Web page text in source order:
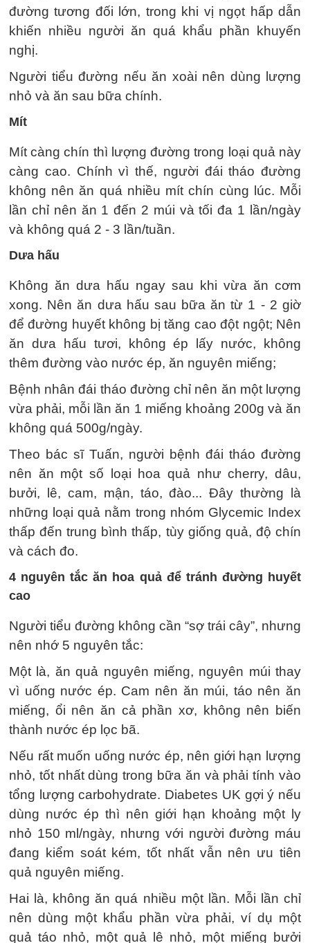
đường tương đối lớn, trong khi vị ngọt hấp dẫn
khiến nhiều người ăn quá khẩu phần khuyến
nghị.
Người tiểu đường nếu ăn xoài nên dùng lượng
nhỏ và ăn sau bữa chính.
Mít
Mít càng chín thì lượng đường trong loại quả này
càng cao. Chính vì thế, người đái tháo đường
không nên ăn quá nhiều mít chín cùng lúc. Mỗi
lần chỉ nên ăn 1 đến 2 múi và tối đa 1 lần/ngày
và không quá 2 - 3 lần/tuần.
Dưa hấu
Không ăn dưa hấu ngay sau khi vừa ăn cơm
xong. Nên ăn dưa hấu sau bữa ăn từ 1 - 2 giờ
để đường huyết không bị tăng cao đột ngột; Nên
ăn dưa hấu tươi, không ép lấy nước, không
thêm đường vào nước ép, ăn nguyên miếng;
Bệnh nhân đái tháo đường chỉ nên ăn một lượng
vừa phải, mỗi lần ăn 1 miếng khoảng 200g và ăn
không quá 500g/ngày.
Theo bác sĩ Tuấn, người bệnh đái tháo đường
nên ăn một số loại hoa quả như cherry, dâu,
bưởi, lê, cam, mận, táo, đào... Đây thường là
những loại quả nằm trong nhóm Glycemic Index
thấp đến trung bình thấp, tùy giống quả, độ chín
và cách đo.
4 nguyên tắc ăn hoa quả để tránh đường huyết
cao
Người tiểu đường không cần “sợ trái cây”, nhưng
nên nhớ 5 nguyên tắc:
Một là, ăn quả nguyên miếng, nguyên múi thay
vì uống nước ép. Cam nên ăn múi, táo nên ăn
miếng, ổi nên ăn cả phần xơ, không nên biến
thành nước ép lọc bã.
Nếu rất muốn uống nước ép, nên giới hạn lượng
nhỏ, tốt nhất dùng trong bữa ăn và phải tính vào
tổng lượng carbohydrate. Diabetes UK gợi ý nếu
dùng nước ép thì nên giới hạn khoảng một ly
nhỏ 150 ml/ngày, nhưng với người đường máu
đang kiểm soát kém, tốt nhất vẫn nên ưu tiên
quả nguyên miếng.
Hai là, không ăn quá nhiều một lần. Mỗi lần chỉ
nên dùng một khẩu phần vừa phải, ví dụ một
quả táo nhỏ, một quả lê nhỏ, một miếng bưởi